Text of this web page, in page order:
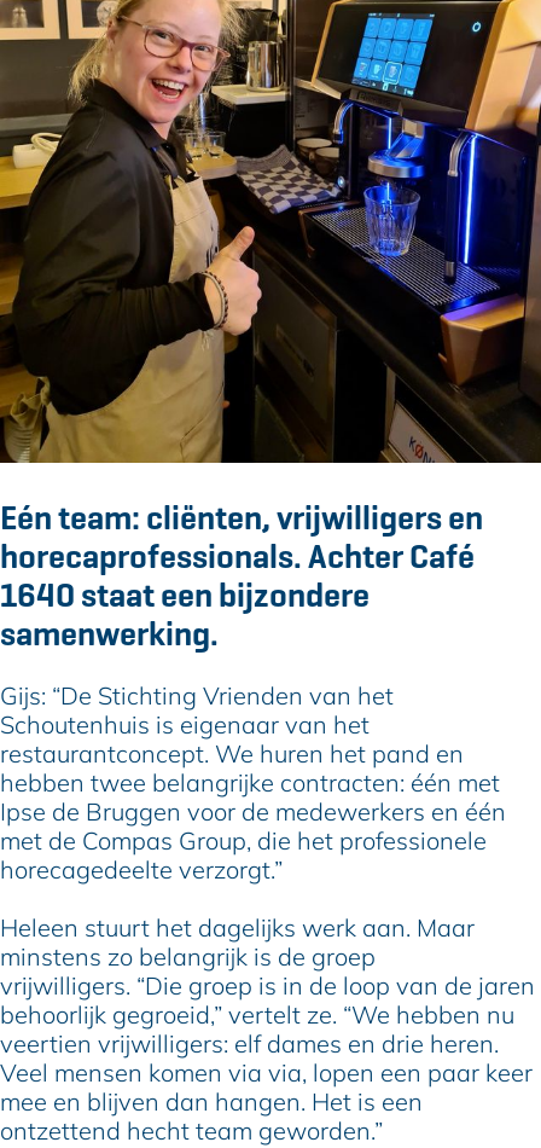
Eén team: cliënten, vrijwilligers en
horecaprofessionals. Achter Café
1640 staat een bijzondere
samenwerking.
Gijs: “De Stichting Vrienden van het
Schoutenhuis is eigenaar van het
restaurantconcept. We huren het pand en
hebben twee belangrijke contracten: één met
Ipse de Bruggen voor de medewerkers en één
met de Compas Group, die het professionele
horecagedeelte verzorgt.”
Heleen stuurt het dagelijks werk aan. Maar
minstens zo belangrijk is de groep
vrijwilligers. “Die groep is in de loop van de jaren
behoorlijk gegroeid,” vertelt ze. “We hebben nu
veertien vrijwilligers: elf dames en drie heren.
Veel mensen komen via via, lopen een paar keer
mee en blijven dan hangen. Het is een
ontzettend hecht team geworden.”